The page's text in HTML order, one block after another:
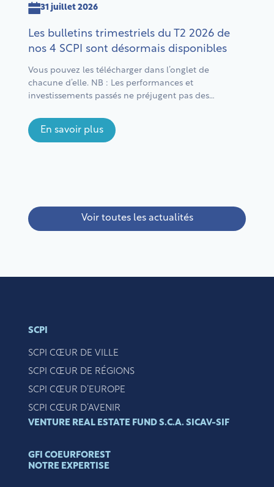
31 juillet 2026
Les bulletins trimestriels du T2 2026 de
nos 4 SCPI sont désormais disponibles
Vous pouvez les télécharger dans l’onglet de
chacune d’elle. NB : Les performances et
investissements passés ne préjugent pas des
investissement, investir dans une SCPI comporte des
risques notamment de perte en capital. Il est
En savoir plus
Voir toutes les actualités
SCPI
SCPI CŒUR DE VILLE
SCPI CŒUR DE RÉGIONS
SCPI CŒUR D’EUROPE
SCPI CŒUR D’AVENIR
VENTURE REAL ESTATE FUND S.C.A. SICAV-SIF
GFI COEURFOREST
NOTRE EXPERTISE